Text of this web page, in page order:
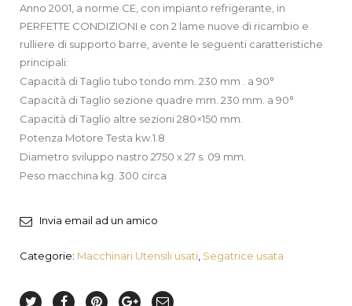
Anno 2001, a norme CE, con impianto refrigerante, in
PERFETTE CONDIZIONI e con 2 lame nuove di ricambio e
rulliere di supporto barre, avente le seguenti caratteristiche
principali:
Capacità di Taglio tubo tondo mm. 230 mm . a 90°
Capacità di Taglio sezione quadre mm. 230 mm. a 90°
Capacità di Taglio altre sezioni 280×150 mm.
Potenza Motore Testa kw.1.8
Diametro sviluppo nastro 2750 x 27 s. 09 mm.
Peso macchina kg. 300 circa
Invia email ad un amico
Categorie: Macchinari Utensili usati Segatrice usata